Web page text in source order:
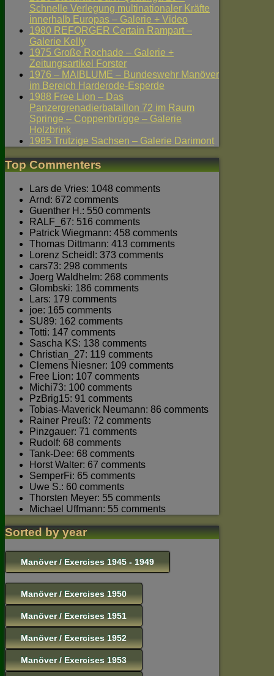
Schnelle Verlegung multinationaler Kräfte
innerhalb Europas – Galerie + Video
1980 REFORGER Certain Rampart –
Galerie Kelly
1975 Große Rochade – Galerie +
Zeitungsartikel Forster
1976 – MAIBLUME – Bundeswehr Manöver
im Bereich Harderode-Esperde
1988 Free Lion – Das
Panzergrenadierbataillon 72 im Raum
Springe – Coppenbrügge – Galerie
Holzbrink
1985 Trutzige Sachsen – Galerie Darimont
Top Commenters
Lars de Vries: 1048 comments
Arnd: 672 comments
Guenther H.: 550 comments
RALF_67: 516 comments
Patrick Wiegmann: 458 comments
Thomas Dittmann: 413 comments
Lorenz Scheidl: 373 comments
cars73: 298 comments
Joerg Waldhelm: 268 comments
Glombski: 186 comments
Lars: 179 comments
joe: 165 comments
SU89: 162 comments
Totti: 147 comments
Sascha KS: 138 comments
Christian_27: 119 comments
Clemens Niesner: 109 comments
Free Lion: 107 comments
Michi73: 100 comments
PzBrig15: 91 comments
Tobias-Maverick Neumann: 86 comments
Rainer Preuß: 72 comments
Pinzgauer: 71 comments
Rudolf: 68 comments
Tank-Dee: 68 comments
Horst Walter: 67 comments
SemperFi: 65 comments
Uwe S.: 60 comments
Thorsten Meyer: 55 comments
Michael Uffmann: 55 comments
Sorted by year
Manöver / Exercises 1945 - 1949
Manöver / Exercises 1950
Manöver / Exercises 1951
Manöver / Exercises 1952
Manöver / Exercises 1953